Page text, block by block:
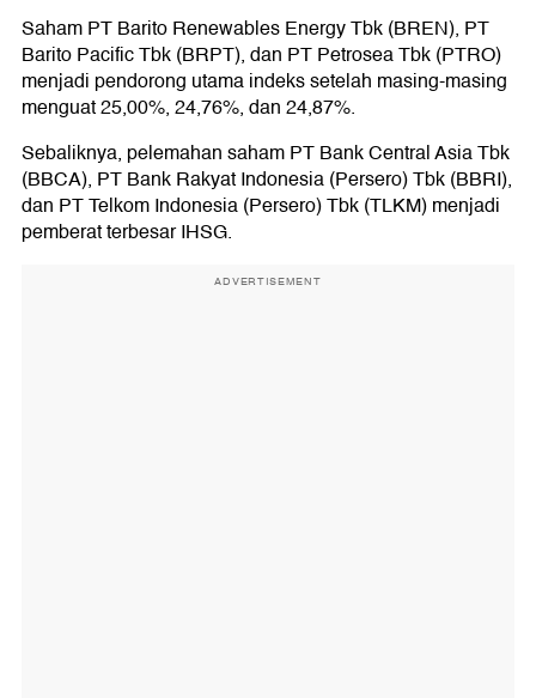
Saham PT Barito Renewables Energy Tbk (BREN), PT
Barito Pacific Tbk (BRPT), dan PT Petrosea Tbk (PTRO)
menjadi pendorong utama indeks setelah masing-masing
menguat 25,00%, 24,76%, dan 24,87%.
Sebaliknya, pelemahan saham PT Bank Central Asia Tbk
(BBCA), PT Bank Rakyat Indonesia (Persero) Tbk (BBRI),
dan PT Telkom Indonesia (Persero) Tbk (TLKM) menjadi
pemberat terbesar IHSG.
ADVERTISEMENT